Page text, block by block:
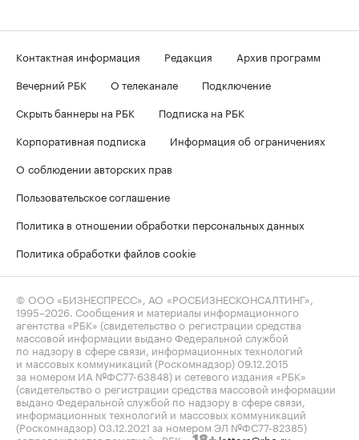
Контактная информация Редакция
Архив программ
Вечерний РБК
О телеканале
Подключение
Скрыть баннеры на РБК
Подписка на РБК
Корпоративная подписка
Информация об ограничениях
О соблюдении авторских прав
Пользовательское соглашение
Политика в отношении обработки персональных данных
Политика обработки файлов cookie
© ООО «БИЗНЕСПРЕСС», АО «РОСБИЗНЕСКОНСАЛТИНГ»,
1995–2026 . Сообщения и материалы информационного
агентства «РБК» (свидетельство о регистрации средства
массовой информации выдано Федеральной службой
по надзору в сфере связи, информационных технологий
и массовых коммуникаций (Роскомнадзор) 09.12.2015
за номером ИА №ФС77-63848) и сетевого издания «РБК»
(свидетельство о регистрации средства массовой информации
выдано Федеральной службой по надзору в сфере связи,
информационных технологий и массовых коммуникаций
(Роскомнадзор) 03.12.2021 за номером ЭЛ №ФС77-82385)